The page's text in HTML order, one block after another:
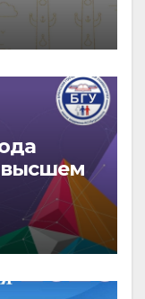
высшем